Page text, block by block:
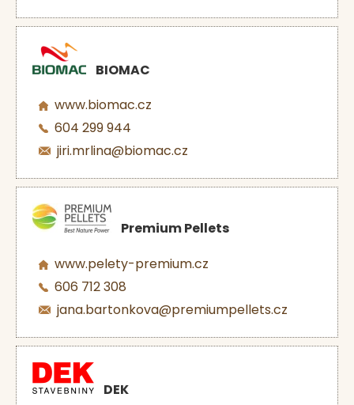
BIOMAC
www.biomac.cz
604 299 944
jiri.mrlina@biomac.cz
Premium Pellets
www.pelety-premium.cz
606 712 308
jana.bartonkova@premiumpellets.cz
DEK